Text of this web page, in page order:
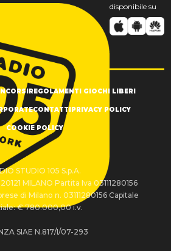
disponibile su
REGOLAMENTI GIOCHI LIBERI
CONTATTIPRIVACY POLICY
COOKIE POLICY
STUDIO 105 S.p.A.
MILANO Partita Iva 03111280156
di Milano n. 03111280156 Capitale
€ 780.000,00 i.v.
SIAE N.817/I/07-293